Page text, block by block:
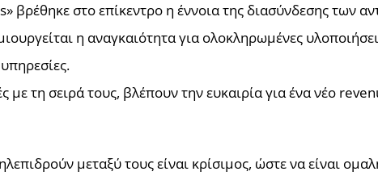
στο επίκεντρο η έννοια της διασύνδεσης των
η αναγκαιότητα για ολοκληρωμένες
με τη σειρά τους, βλέπουν την ευκαιρία για ένα νέο
μεταξύ τους είναι κρίσιμος, ώστε να είναι